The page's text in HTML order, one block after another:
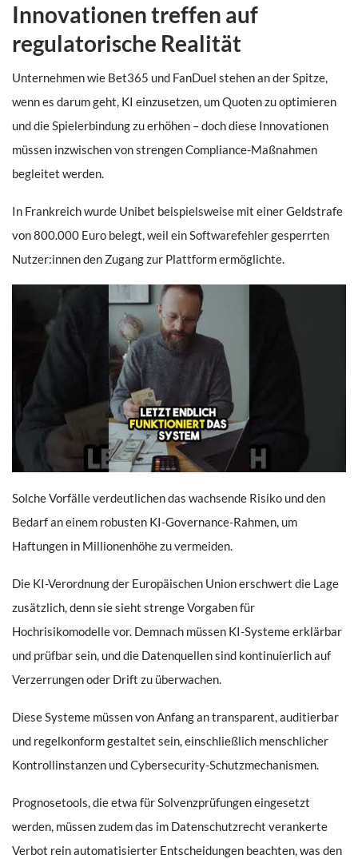
Innovationen treffen auf
regulatorische Realität
Unternehmen wie Bet365 und FanDuel stehen an der Spitze,
wenn es darum geht, KI einzusetzen, um Quoten zu optimieren
und die Spielerbindung zu erhöhen – doch diese Innovationen
müssen inzwischen von strengen Compliance-Maßnahmen
begleitet werden.
In Frankreich wurde Unibet beispielsweise mit einer Geldstrafe
von 800.000 Euro belegt, weil ein Softwarefehler gesperrten
Nutzer:innen den Zugang zur Plattform ermöglichte.
Solche Vorfälle verdeutlichen das wachsende Risiko und den
Bedarf an einem robusten KI-Governance-Rahmen, um
Haftungen in Millionenhöhe zu vermeiden.
Die KI-Verordnung der Europäischen Union erschwert die Lage
zusätzlich, denn sie sieht strenge Vorgaben für
Hochrisikomodelle vor. Demnach müssen KI-Systeme erklärbar
und prüfbar sein, und die Datenquellen sind kontinuierlich auf
Verzerrungen oder Drift zu überwachen.
Diese Systeme müssen von Anfang an transparent, auditierbar
und regelkonform gestaltet sein, einschließlich menschlicher
Kontrollinstanzen und Cybersecurity-Schutzmechanismen.
Prognosetools, die etwa für Solvenzprüfungen eingesetzt
werden, müssen zudem das im Datenschutzrecht verankerte
Verbot rein automatisierter Entscheidungen beachten, was den